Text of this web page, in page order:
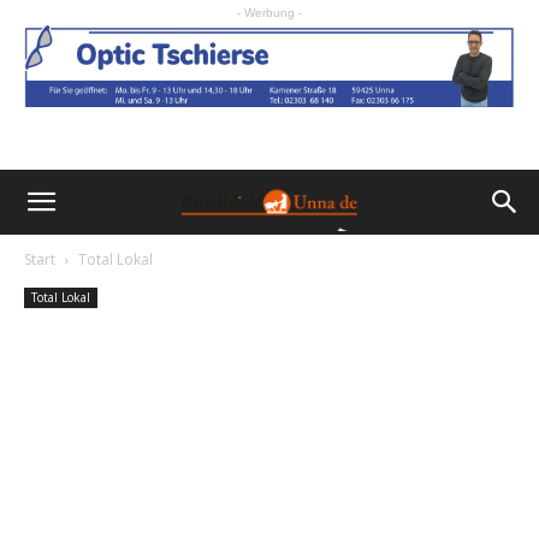
- Werbung -
Start Total Lokal
Total Lokal